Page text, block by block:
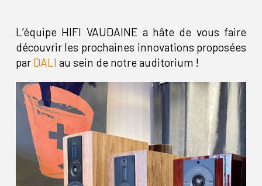
L’équipe HIFI VAUDAINE a hâte de vous faire
découvrir les prochaines innovations proposées
par DALI au sein de notre auditorium !